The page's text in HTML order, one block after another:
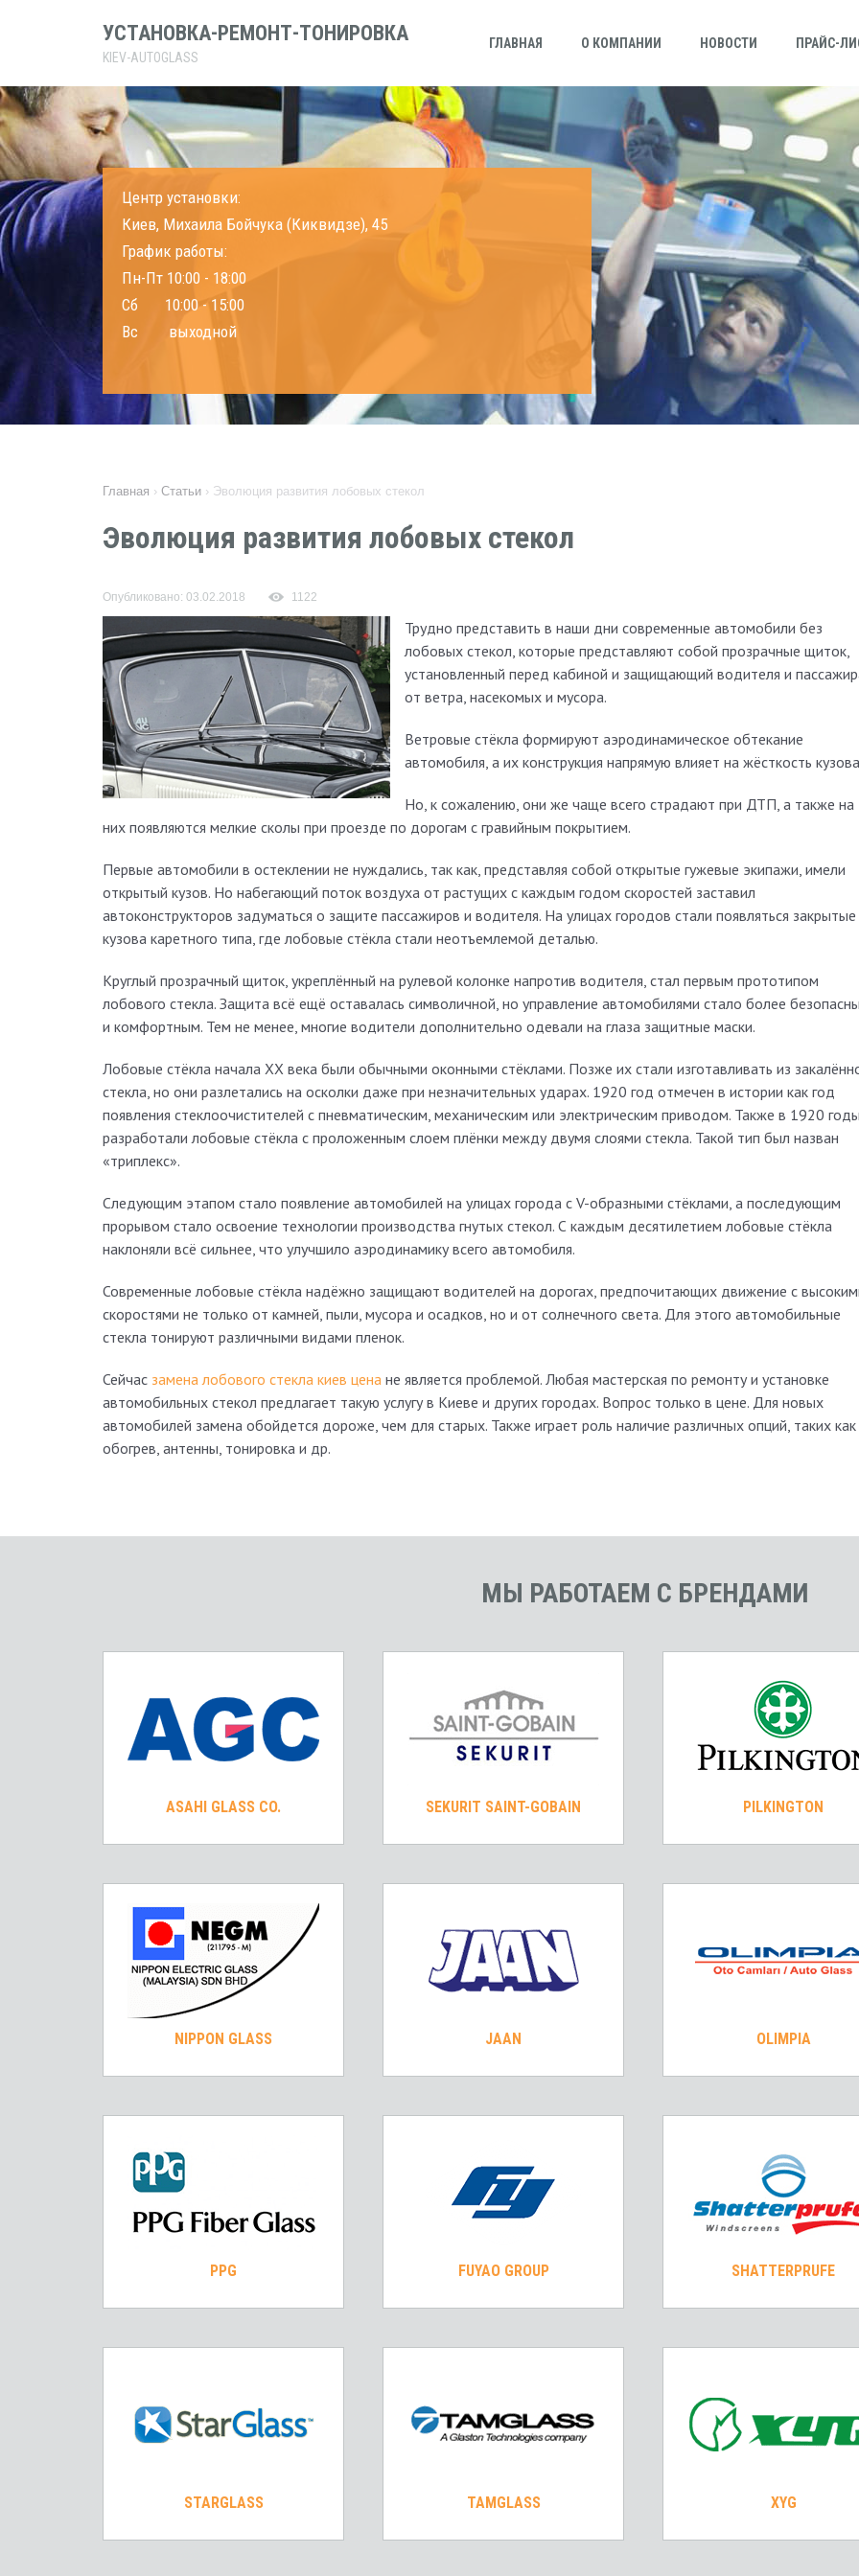
УСТАНОВКА-РЕМОНТ-ТОНИРОВКА
KIEV-AUTOGLASS
ГЛАВНАЯ О КОМПАНИИ НОВОСТИ ПРАЙС-
Центр установки:
Киев, Михаила Бойчука (Киквидзе), 45
График работы:
Пн-Пт 10:00 - 18:00
Сб 10:00 - 15:00
Вс выходной
Главная › Статьи › Эволюция развития лобовых стекол
Эволюция развития лобовых стекол
Опубликовано: 03.02.2018 1122
Трудно представить в наши дни современные автомобили без
лобовых стекол, которые представляют собой прозрачные щиток,
установленный перед кабиной и защищающий водителя и
от ветра, насекомых и мусора.
Ветровые стёкла формируют аэродинамическое обтекание
автомобиля, а их конструкция напрямую влияет на жёсткость
Но, к сожалению, они же чаще всего страдают при ДТП, а также на
них появляются мелкие сколы при проезде по дорогам с гравийным покрытием.
Первые автомобили в остеклении не нуждались, так как, представляя собой открытые гужевые экипажи, имели
открытый кузов. Но набегающий поток воздуха от растущих с каждым годом скоростей заставил
автоконструкторов задуматься о защите пассажиров и водителя. На улицах городов стали появляться закрытые
кузова каретного типа, где лобовые стёкла стали неотъемлемой деталью.
Круглый прозрачный щиток, укреплённый на рулевой колонке напротив водителя, стал первым прототипом
лобового стекла. Защита всё ещё оставалась символичной, но управление автомобилями стало более
и комфортным. Тем не менее, многие водители дополнительно одевали на глаза защитные маски.
Лобовые стёкла начала XX века были обычными оконными стёклами. Позже их стали изготавливать из
стекла, но они разлетались на осколки даже при незначительных ударах. 1920 год отмечен в истории как год
появления стеклоочистителей с пневматическим, механическим или электрическим приводом. Также в 1920
разработали лобовые стёкла с проложенным слоем плёнки между двумя слоями стекла. Такой тип был назван
«триплекс».
Следующим этапом стало появление автомобилей на улицах города с V-образными стёклами, а последующим
прорывом стало освоение технологии производства гнутых стекол. С каждым десятилетием лобовые стёкла
наклоняли всё сильнее, что улучшило аэродинамику всего автомобиля.
Современные лобовые стёкла надёжно защищают водителей на дорогах, предпочитающих движение с
скоростями не только от камней, пыли, мусора и осадков, но и от солнечного света. Для этого автомобильные
стекла тонируют различными видами пленок.
Сейчас замена лобового стекла киев цена не является проблемой. Любая мастерская по ремонту и установке
автомобильных стекол предлагает такую услугу в Киеве и других городах. Вопрос только в цене. Для новых
автомобилей замена обойдется дороже, чем для старых. Также играет роль наличие различных опций, таких как
обогрев, антенны, тонировка и др.
МЫ РАБОТАЕМ С БРЕНДАМИ
ASAHI GLASS CO. SEKURIT SAINT-GOBAIN PILKINGTON
NIPPON GLASS JAAN OLIMPIA
PPG FUYAO GROUP SHATTERPRUFE
STARGLASS TAMGLASS XYG